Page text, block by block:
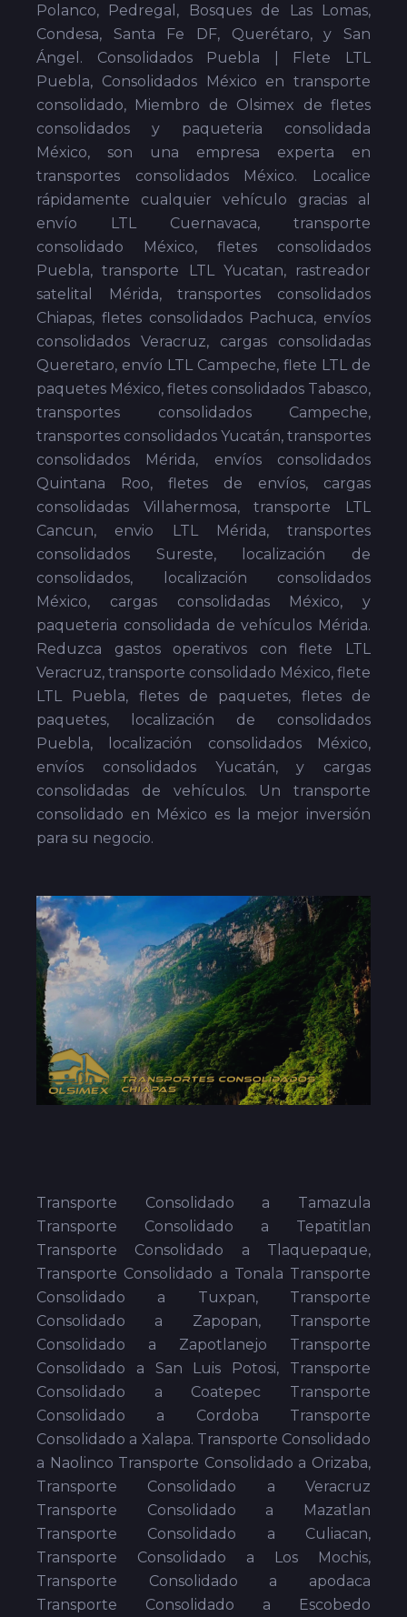
Polanco, Pedregal, Bosques de Las Lomas,
Condesa, Santa Fe DF, Querétaro, y San
Ángel. Consolidados Puebla | Flete LTL
Puebla, Consolidados México en transporte
consolidado, Miembro de Olsimex de fletes
consolidados y paqueteria consolidada
México, son una empresa experta en
transportes consolidados México. Localice
rápidamente cualquier vehículo gracias al
envío LTL Cuernavaca, transporte
consolidado México, fletes consolidados
Puebla, transporte LTL Yucatan, rastreador
satelital Mérida, transportes consolidados
Chiapas, fletes consolidados Pachuca, envíos
consolidados Veracruz, cargas consolidadas
Queretaro, envío LTL Campeche, flete LTL de
paquetes México, fletes consolidados Tabasco,
transportes consolidados Campeche,
transportes consolidados Yucatán, transportes
consolidados Mérida, envíos consolidados
Quintana Roo, fletes de envíos, cargas
consolidadas Villahermosa, transporte LTL
Cancun, envio LTL Mérida, transportes
consolidados Sureste, localización de
consolidados, localización consolidados
México, cargas consolidadas México, y
paqueteria consolidada de vehículos Mérida.
Reduzca gastos operativos con flete LTL
Veracruz, transporte consolidado México, flete
LTL Puebla, fletes de paquetes, fletes de
paquetes, localización de consolidados
Puebla, localización consolidados México,
envíos consolidados Yucatán, y cargas
consolidadas de vehículos. Un transporte
consolidado en México es la mejor inversión
para su negocio.
Transporte Consolidado a Tamazula
Transporte Consolidado a Tepatitlan
Transporte Consolidado a Tlaquepaque,
Transporte Consolidado a Tonala Transporte
Consolidado a Tuxpan, Transporte
Consolidado a Zapopan, Transporte
Consolidado a Zapotlanejo Transporte
Consolidado a San Luis Potosi, Transporte
Consolidado a Coatepec Transporte
Consolidado a Cordoba Transporte
Consolidado a Xalapa. Transporte Consolidado
a Naolinco Transporte Consolidado a Orizaba,
Transporte Consolidado a Veracruz
Transporte Consolidado a Mazatlan
Transporte Consolidado a Culiacan,
Transporte Consolidado a Los Mochis,
Transporte Consolidado a apodaca
Transporte Consolidado a Escobedo